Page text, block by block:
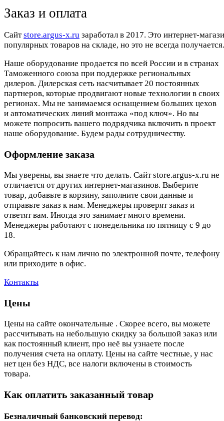
Заказ и оплата
Cайтstore.argus-x.ru заработал в 2017. Это интернет-
популярных товаров на складе, но это не всегда
Наше оборудование продается по всей России и в странах
Таможенного союза при поддержке региональных
дилеров. Дилерская сеть насчитывает 20 постоянных
партнеров, которые продвигают новые технологии в своих
регионах. Мы не занимаемся оснащением больших цехов
и автоматических линий монтажа «под ключ». Но вы
можете попросить вашего подрядчика включить в проект
наше оборудование. Будем рады сотрудничеству.
Оформление заказа
Мы уверены, вы знаете что делать. Сайт store.argus-x.ru не
отличается от других интернет-магазинов. Выберите
товар, добавьте в корзину, заполните свои данные и
отправьте заказ к нам. Менеджеры проверят заказ и
ответят вам. Иногда это занимает много времени.
Менеджеры работают с понедельника по пятницу с 9 до
18.
Обращайтесь к нам лично по электронной почте, телефону
или приходите в офис.
Контакты
Цены
Цены на сайте окончательные . Скорее всего, вы можете
рассчитывать на небольшую скидку за большой заказ или
как постоянный клиент, про неё вы узнаете после
получения счета на оплату. Цены на сайте честные, у нас
нет цен без НДС, все налоги включены в стоимость
товара.
Как оплатить заказанный товар
Безналичный банковский перевод: